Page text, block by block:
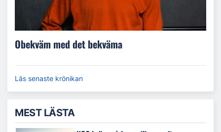
Obekväm med det bekväma
Läs senaste krönikan
MEST LÄSTA